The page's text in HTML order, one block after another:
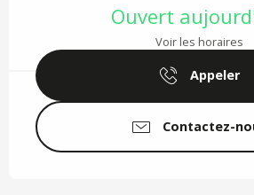
Ouvert
Voir les horaires
Appeler
Contactez-